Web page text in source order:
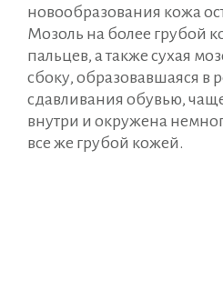
новообразования кожа
Мозоль на более грубой
пальцев, а также сухая
сбоку, образовавшаяся в
сдавливания обувью,
внутри и окружена
все же грубой кожей.